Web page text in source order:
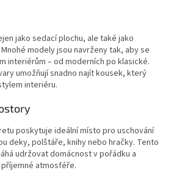
jako sedací plochu, ale také jako
modely jsou navrženy tak, aby se
interiérům – od moderních po klasické.
umožňují snadno najít kousek, který
interiéru.
poskytuje ideální místo pro uschování
deky, polštáře, knihy nebo hračky. Tento
udržovat domácnost v pořádku a
atmosféře.